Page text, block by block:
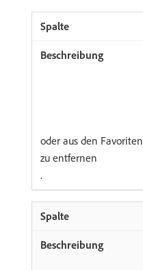
oder aus den Favoriten
zu entfernen
.